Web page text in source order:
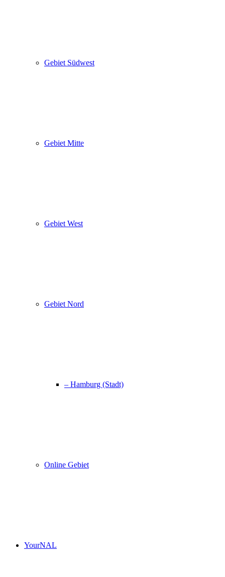
Gebiet Südwest
Gebiet Mitte
Gebiet West
Gebiet Nord
– Hamburg (Stadt)
Online Gebiet
YourNAL